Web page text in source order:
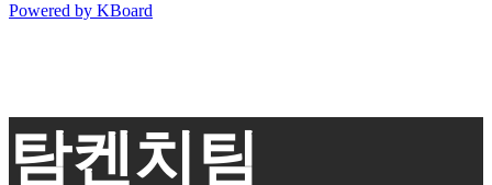
Powered by KBoard
탐켄치팀